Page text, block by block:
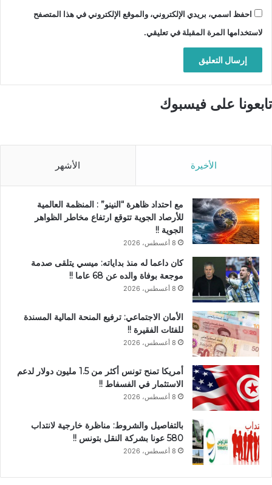
احفظ اسمي، بريدي الإلكتروني، والموقع الإلكتروني في هذا المتصفح
لاستخدامها المرة المقبلة في تعليقي.
تابعونا على فيسبوك
الأخيرة الأشهر
مع احتداد ظاهرة “النينو” : المنظمة العالمية
للأرصاد الجوية تتوقع ارتفاع مخاطر الظواهر
الجوية !!
8 أغسطس، 2026
كان داعما له منذ بداياته: ميسي يتلقى صدمة
موجعة بوفاة والده عن 68 عاما !!
8 أغسطس، 2026
الأمان الاجتماعي: ترفيع المنحة المالية المسندة
للفئات الفقيرة !!
8 أغسطس، 2026
أمريكا تمنح تونس أكثر من 1.5 مليون دولار لدعم
الاستثمار في الفسفاط !!
8 أغسطس، 2026
بالتفاصيل والشروط: مناظرة خارجية لانتداب
580 عونا بشركة النقل بتونس !!
8 أغسطس، 2026